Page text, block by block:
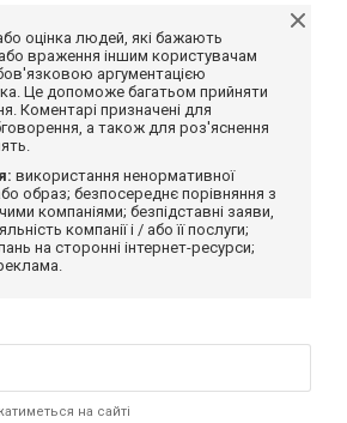
оцінка людей, які бажають
враження іншим користувачам
аргументацією
Це допоможе багатьом прийняти
Коментарі призначені для
а також для роз'яснення
використання ненормативної
образ; безпосереднє порівняння з
компаніями; безпідставні заяви,
компанії і / або її послуги;
на сторонні інтернет-ресурси;
на сайті